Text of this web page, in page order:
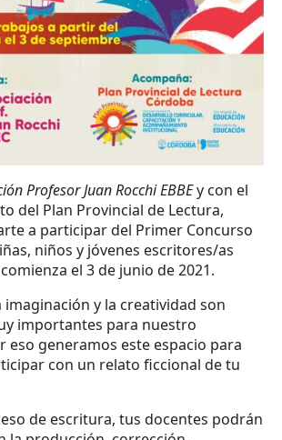
Profesor Juan Rocchi EBBEy con el
del Plan Provincial de Lectura,
a participar del Primer Concurso
niños y jóvenes escritores/as
el 3 de junio de 2021.
imaginación y la creatividad son
importantes para nuestro
eso generamos este espacio para
con un relato ficcional de tu
de escritura, tus docentes podrán